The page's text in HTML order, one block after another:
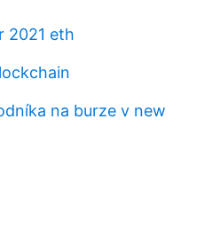
2021 eth
na burze v new